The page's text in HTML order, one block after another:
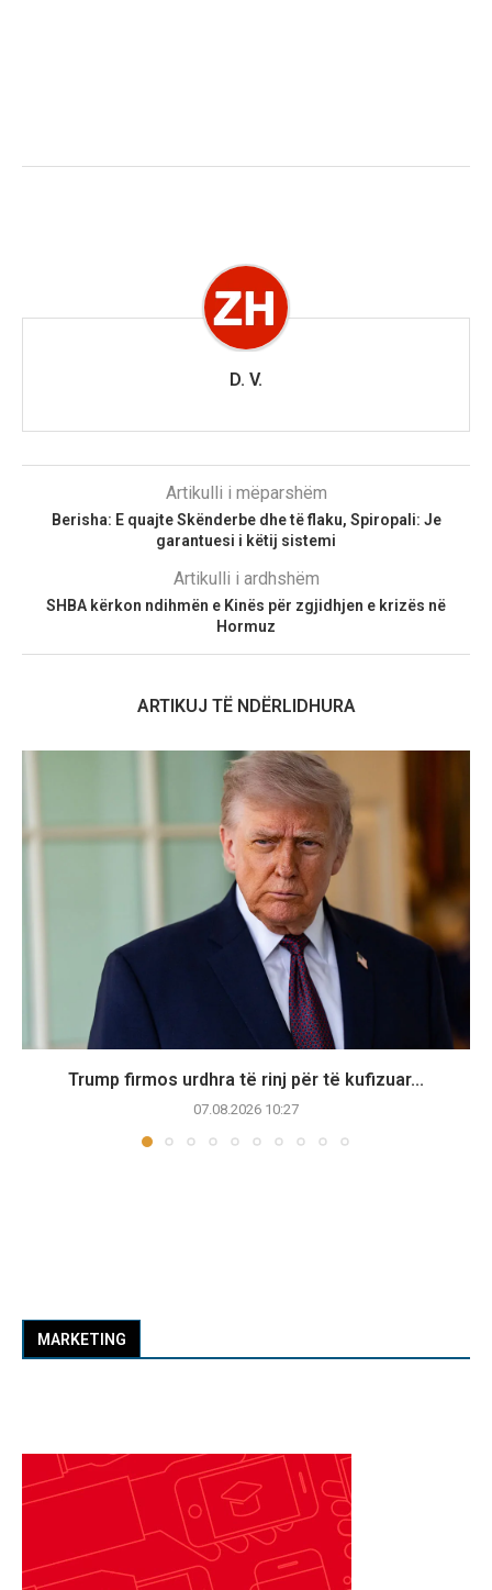
D. V.
Artikulli i mëparshëm
Berisha: E quajte Skënderbe dhe të flaku, Spiropali: Je
garantuesi i këtij sistemi
Artikulli i ardhshëm
SHBA kërkon ndihmën e Kinës për zgjidhjen e krizës në
Hormuz
ARTIKUJ TË NDËRLIDHURA
Trump firmos urdhra të rinj për të kufizuar...
07.08.2026 10:27
MARKETING